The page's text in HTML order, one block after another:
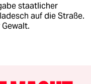
staatlicher
auf die Straße.